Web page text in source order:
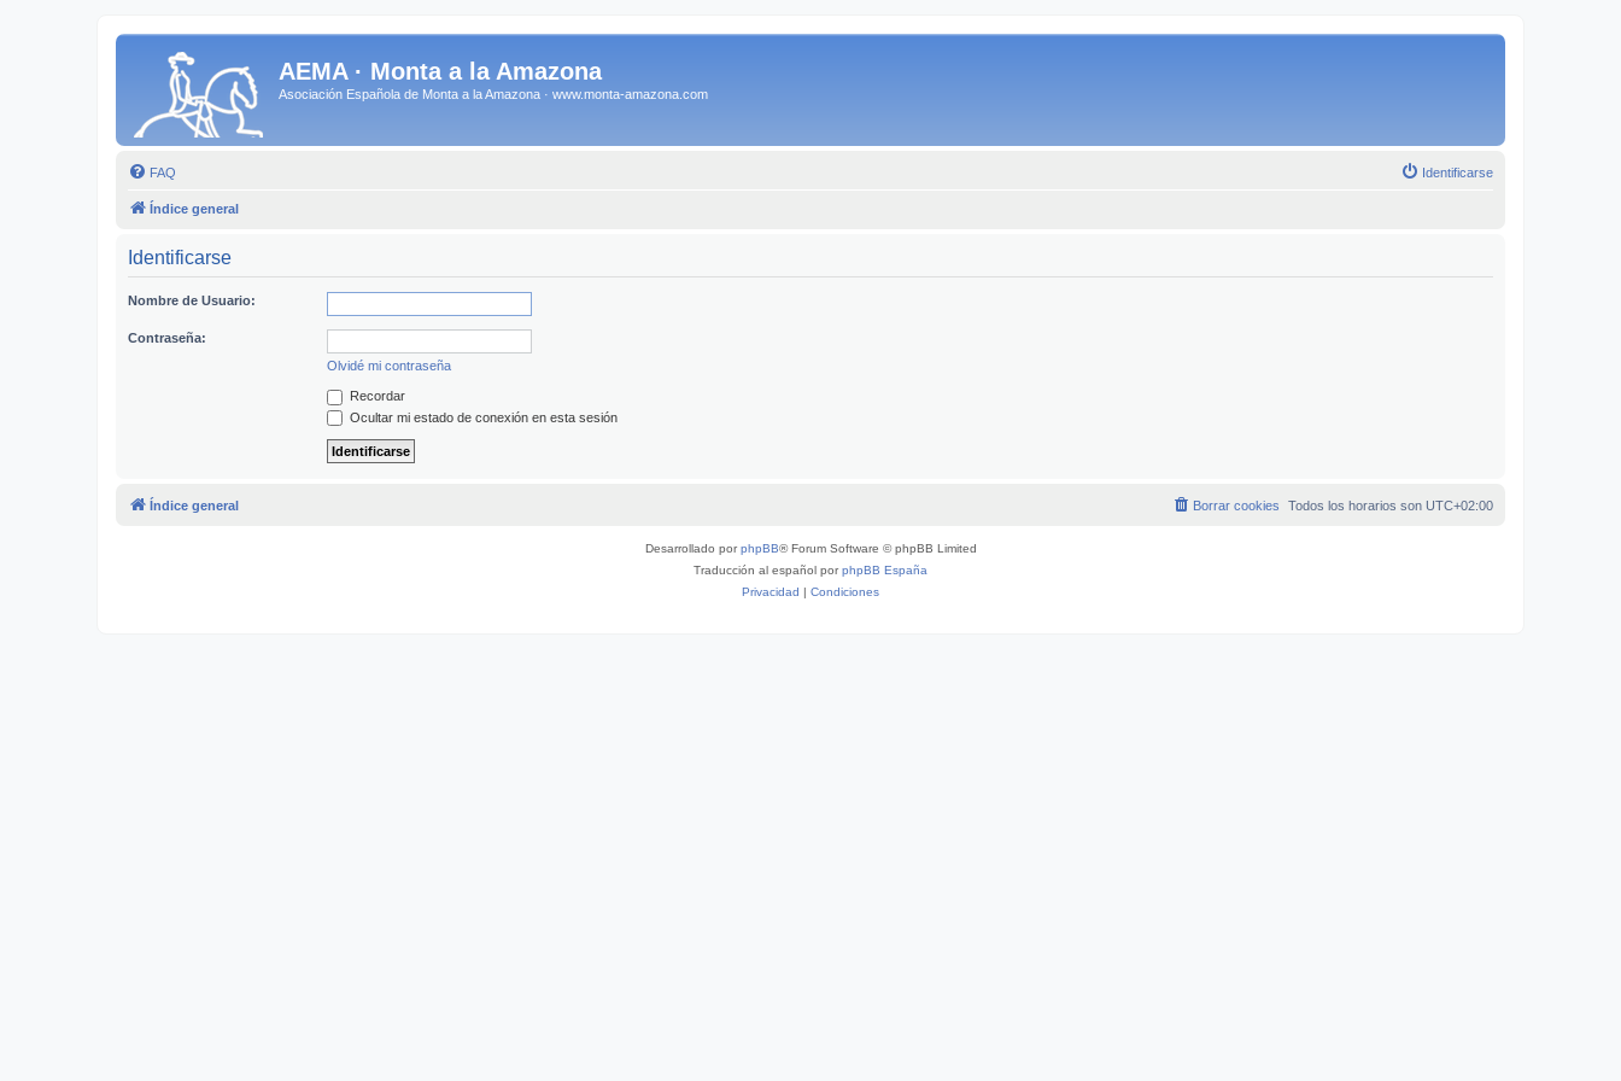
AEMA · Monta a la Amazona
Asociación Española de Monta a la Amazona · www.monta-amazona.com
FAQ Identificarse
Índice general
Identificarse
Nombre de Usuario:
Contraseña:
Olvidé mi contraseña
Recordar
Ocultar mi estado de conexión en esta sesión
Índice general Todos los horarios son UTC+02:00
Borrar cookies
Desarrollado porphpBB® Forum Software © phpBB Limited
Traducción al español porphpBB España
Privacidad | Condiciones